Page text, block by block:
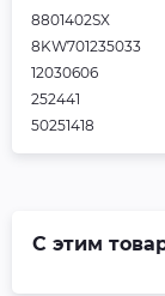
8801402SX
8KW701235033
12030606
252441
50251418
С этим